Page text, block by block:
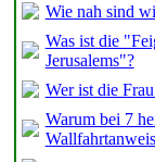
Wie nah sind
Was ist die
Jerusalems"?
Wer ist die
Warum bei 7